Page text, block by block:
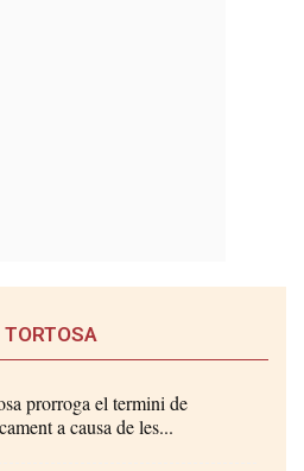
TORTOSA
prorroga el termini de
a causa de les...